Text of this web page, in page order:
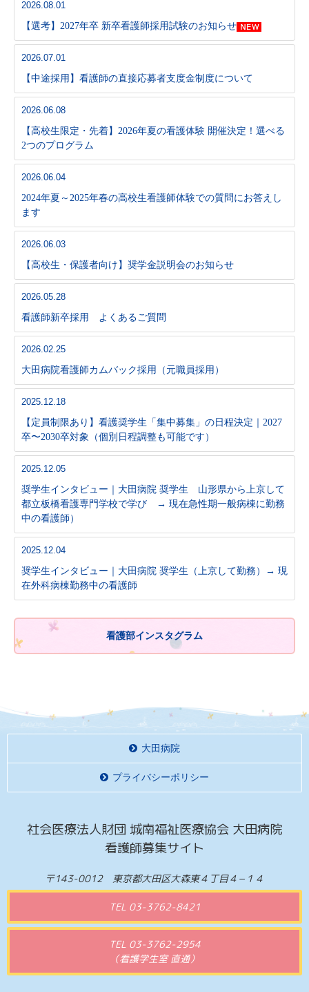
2026.08.01
【選考】2027年卒 新卒看護師採用試験のお知らせ
2026.07.01
【中途採用】看護師の直接応募者支度金制度について
2026.06.08
【高校生限定・先着】2026年夏の看護体験 開催決定！選べる
2つのプログラム
2026.06.04
2024年夏～2025年春の高校生看護師体験での質問にお答えし
ます
2026.06.03
【高校生・保護者向け】奨学金説明会のお知らせ
2026.05.28
看護師新卒採用 よくあるご質問
2026.02.25
大田病院看護師カムバック採用（元職員採用）
2025.12.18
【定員制限あり】看護奨学生「集中募集」の日程決定｜2027
卒〜2030卒対象（個別日程調整も可能です）
2025.12.05
奨学生インタビュー｜大田病院 奨学生 山形県から上京して
都立板橋看護専門学校で学び → 現在急性期一般病棟に勤務
中の看護師）
2025.12.04
奨学生インタビュー｜大田病院 奨学生（上京して勤務）→ 現
在外科病棟勤務中の看護師
看護部インスタグラム
大田病院
プライバシーポリシー
社会医療法人財団 城南福祉医療協会 大田病院
看護師募集サイト
〒143-0012 東京都大田区大森東４丁目４−１４
TEL 03-3762-8421
TEL 03-3762-2954
（看護学生室 直通）